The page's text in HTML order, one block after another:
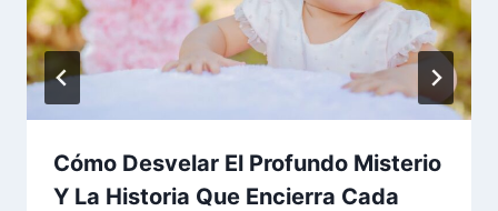
Cómo Desvelar El Profundo Misterio
Y La Historia Que Encierra Cada